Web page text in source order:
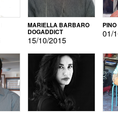
MARIELLA BARBARO
DOGADDICT
15/10/2015
01/